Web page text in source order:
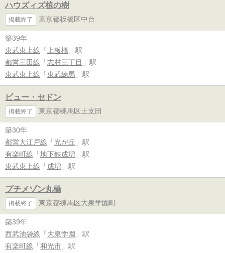
ハウズィズ椋の樹
掲載終了 東京都板橋区中台
築39年
東武東上線 「 上板橋 」駅
都営三田線 「 志村三丁目 」駅
東武東上線 「 東武練馬 」駅
ビュー・セドン
掲載終了 東京都練馬区土支田
築30年
都営大江戸線 「 光が丘 」駅
有楽町線 「 地下鉄成増 」駅
東武東上線 「 成増 」駅
プチメゾン丸橋
掲載終了 東京都練馬区大泉学園町
築39年
西武池袋線 「 大泉学園 」駅
有楽町線 「 和光市 」駅